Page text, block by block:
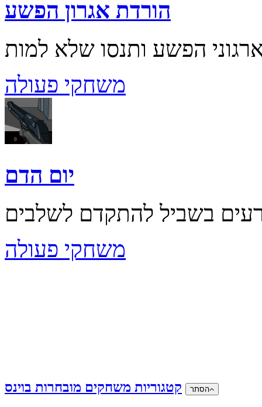
הורדת אגרון הפשע
משחקי פעולה
יום הדם
משחקי פעולה
קטגוריות משחקים מובחרות בוינס הסתר